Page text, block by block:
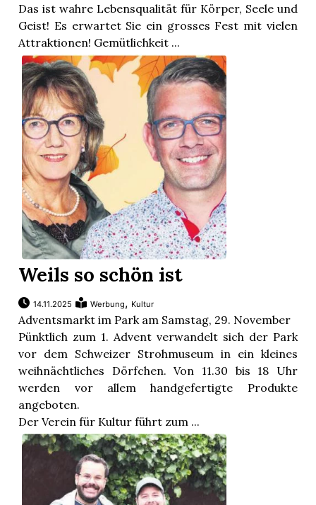
Das ist wahre Lebensqualität für Körper, Seele und
Geist! Es erwartet Sie ein grosses Fest mit vielen
Attraktionen! Gemütlichkeit ...
Weils so schön ist
14.11.2025 Werbung, Kultur
Adventsmarkt im Park am Samstag, 29. November
Pünktlich zum 1. Advent verwandelt sich der Park
vor dem Schweizer Strohmuseum in ein kleines
weihnächtliches Dörfchen. Von 11.30 bis 18 Uhr
werden vor allem handgefertigte Produkte
angeboten.
Der Verein für Kultur führt zum ...